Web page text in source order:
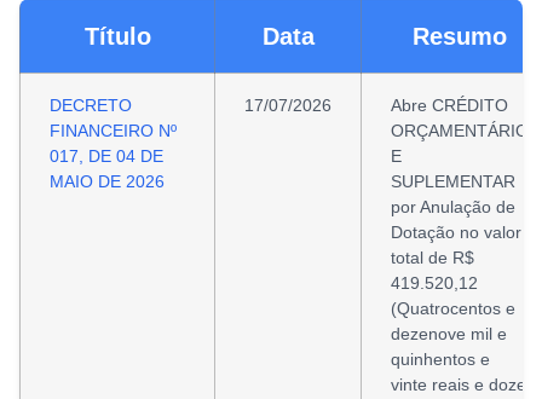
Título Data Resumo
DECRETO
FINANCEIRO Nº
017, DE 04 DE
MAIO DE 2026
17/07/2026
Abre CRÉDITO
ORÇAMENTÁRIO
E
SUPLEMENTAR
por Anulação de
Dotação no valor
total de R$
419.520,12
(Quatrocentos e
dezenove mil e
quinhentos e
vinte reais e doze